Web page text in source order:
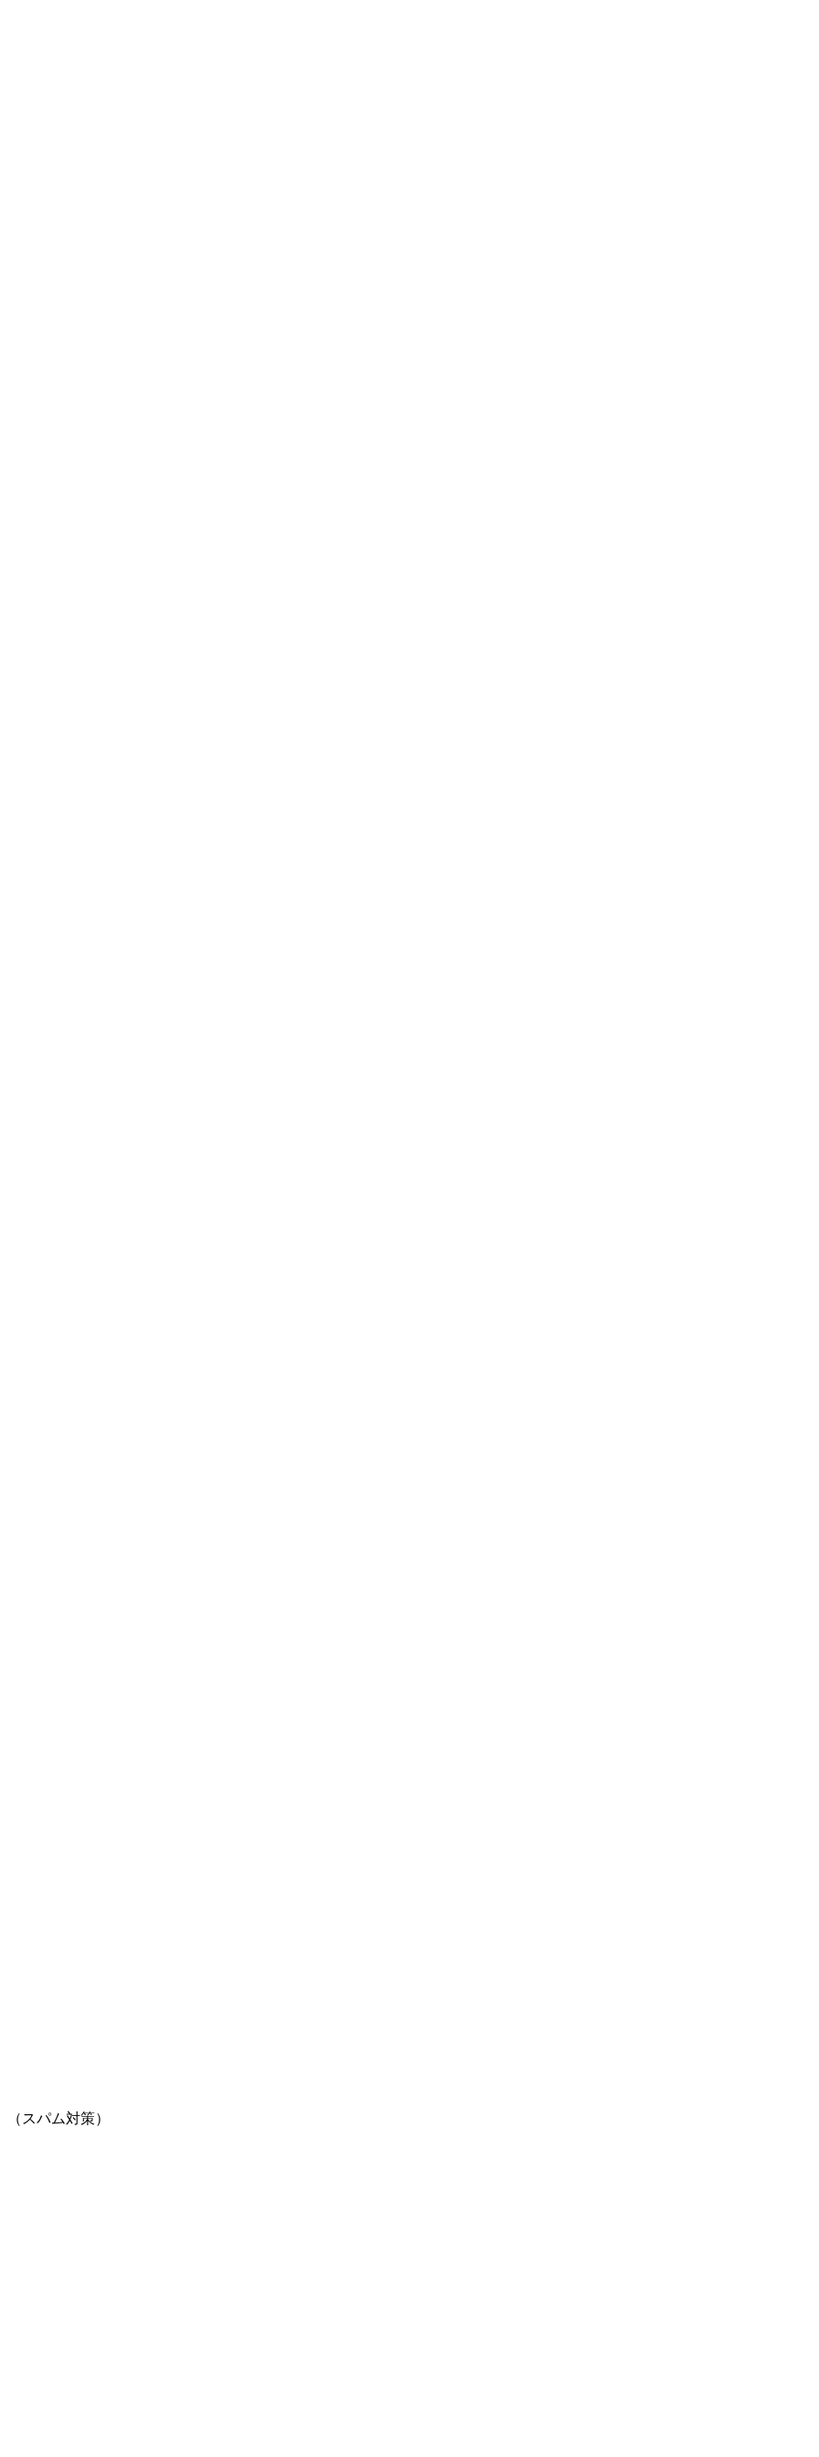
スパム対策）